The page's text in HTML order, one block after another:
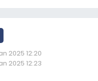
2025 12:20
2025 12:23